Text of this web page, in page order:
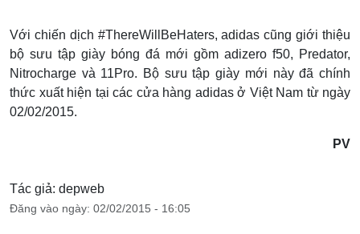
Với chiến dịch #ThereWillBeHaters, adidas cũng giới thiệu
bộ sưu tập giày bóng đá mới gồm adizero f50, Predator,
Nitrocharge và 11Pro. Bộ sưu tập giày mới này đã chính
thức xuất hiện tại các cửa hàng adidas ở Việt Nam từ ngày
02/02/2015.
PV
Tác giả: depweb
Đăng vào ngày: 02/02/2015 - 16:05